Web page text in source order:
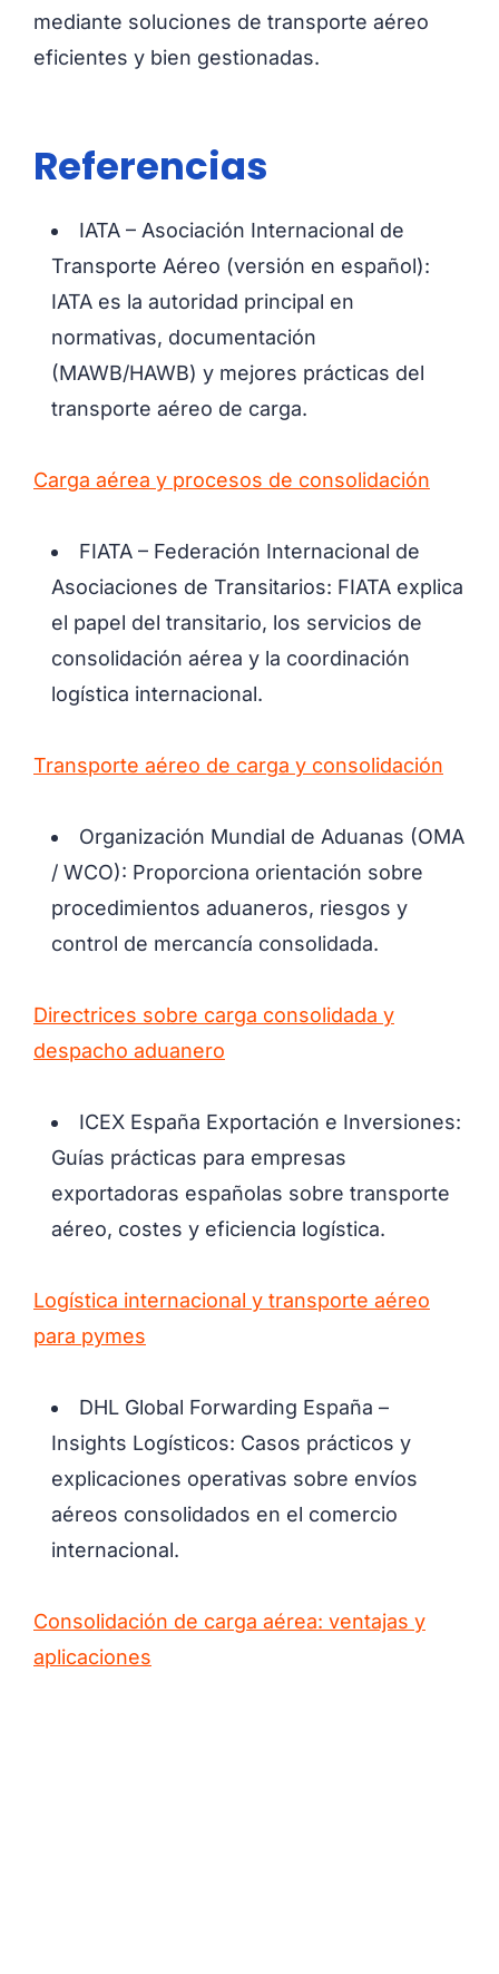
mediante soluciones de transporte aéreo
eficientes y bien gestionadas.
Referencias
IATA – Asociación Internacional de
Transporte Aéreo (versión en español):
IATA es la autoridad principal en
normativas, documentación
(MAWB/HAWB) y mejores prácticas del
transporte aéreo de carga.
Carga aérea y procesos de consolidación
FIATA – Federación Internacional de
Asociaciones de Transitarios: FIATA explica
el papel del transitario, los servicios de
consolidación aérea y la coordinación
logística internacional.
Transporte aéreo de carga y consolidación
Organización Mundial de Aduanas (OMA
/ WCO): Proporciona orientación sobre
procedimientos aduaneros, riesgos y
control de mercancía consolidada.
Directrices sobre carga consolidada y
despacho aduanero
ICEX España Exportación e Inversiones:
Guías prácticas para empresas
exportadoras españolas sobre transporte
aéreo, costes y eficiencia logística.
Logística internacional y transporte aéreo
para pymes
DHL Global Forwarding España –
Insights Logísticos: Casos prácticos y
explicaciones operativas sobre envíos
aéreos consolidados en el comercio
internacional.
Consolidación de carga aérea: ventajas y
aplicaciones